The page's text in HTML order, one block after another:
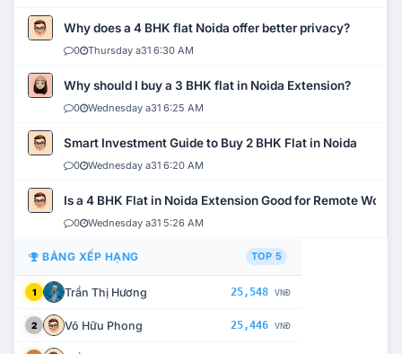
Why does a 4 BHK flat Noida offer better privacy?
0 Thursday a31 6:30 AM
Why should I buy a 3 BHK flat in Noida Extension?
0 Wednesday a31 6:25 AM
Smart Investment Guide to Buy 2 BHK Flat in Noida
0 Wednesday a31 6:20 AM
Is a 4 BHK Flat in Noida Extension Good for Remote Work?
0 Wednesday a31 5:26 AM
BẢNG XẾP HẠNG TOP 5
1 Trần Thị Hương 25,548 VNĐ
2 Võ Hữu Phong 25,446 VNĐ